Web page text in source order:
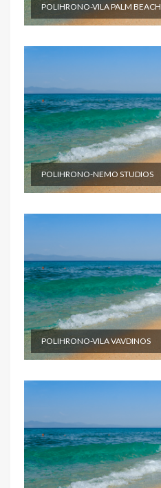
POLIHRONO-VILA PALM BEACH
POLIHRONO-NEMO STUDIOS
POLIHRONO-VILA VAVDINOS